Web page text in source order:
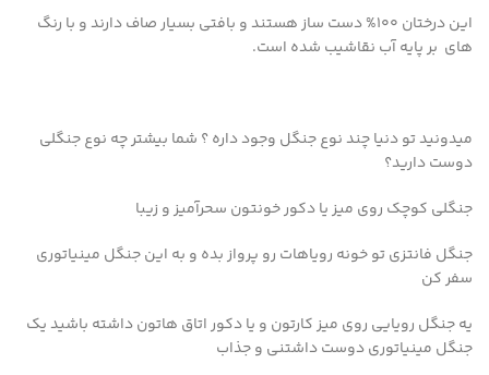
این درختان 100% دست ساز هستند و بافتی بسیار صاف دارند و با رنگ
های بر پایه آب نقاشیب شده است.
میدونید تو دنیا چند نوع جنگل وجود داره ؟ شما بیشتر چه نوع جنگلی
دوست دارید؟
جنگلی کوچک روی میز یا دکور خونتون سحرآمیز و زیبا
جنگل فانتزی تو خونه رویاهات رو پرواز بده و به این جنگل مینیاتوری
سفر کن
یه جنگل رویایی روی میز کارتون و یا دکور اتاق هاتون داشته باشید یک
جنگل مینیاتوری دوست داشتنی و جذاب